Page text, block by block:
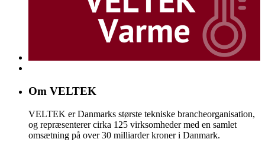
Om VELTEK
VELTEK er Danmarks største tekniske brancheorganisation,
og repræsenterer cirka 125 virksomheder med en samlet
omsætning på over 30 milliarder kroner i Danmark.